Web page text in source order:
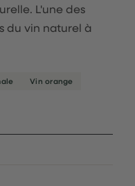
L'une des
du vin naturel à
Vin orange